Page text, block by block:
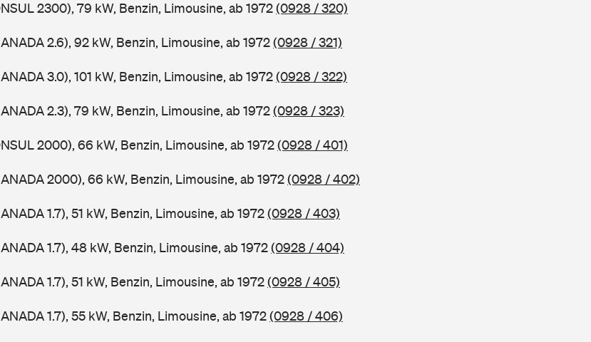
2300), 79 kW, Benzin, Limousine, ab 1972(0928 / 320)
2.6), 92 kW, Benzin, Limousine, ab 1972(0928 / 321)
3.0), 101 kW, Benzin, Limousine, ab 1972(0928 / 322)
2.3), 79 kW, Benzin, Limousine, ab 1972(0928 / 323)
2000), 66 kW, Benzin, Limousine, ab 1972(0928 / 401)
2000), 66 kW, Benzin, Limousine, ab 1972(0928 / 402)
1.7), 51 kW, Benzin, Limousine, ab 1972(0928 / 403)
1.7), 48 kW, Benzin, Limousine, ab 1972(0928 / 404)
1.7), 51 kW, Benzin, Limousine, ab 1972(0928 / 405)
1.7), 55 kW, Benzin, Limousine, ab 1972(0928 / 406)